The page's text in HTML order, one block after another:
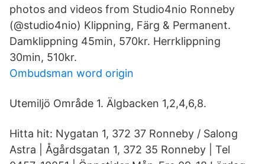
photos and videos from Studio4nio Ronneby
(@studio4nio) Klippning, Färg & Permanent.
Damklippning 45min, 570kr. Herrklippning
30min, 510kr.
Ombudsman word origin
Utemiljö Område 1. Älgbacken 1,2,4,6,8.
Hitta hit: Nygatan 1, 372 37 Ronneby / Salong
Astra | Ågårdsgatan 1, 372 35 Ronneby | Tel